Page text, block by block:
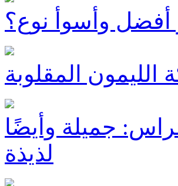
أفضل وأسوأ نوع؟
الليمون المقلوبة
جميلة وأيضًا
لذيذة